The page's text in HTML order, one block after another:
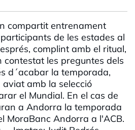
compartit entrenament
de les estades al
complint amb el ritual,
contestat les preguntes dels
d´acabar la temporada,
amb la selecció
el Mundial. En el cas de
a Andorra la temporada
MoraBanc Andorra a l'ACB.